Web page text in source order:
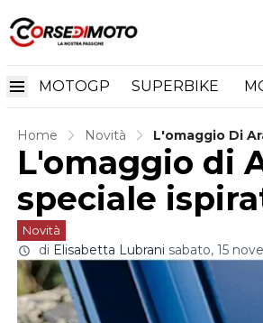
MOTOGP SUPERBIKE
Home Novità L'omaggio Di
L'omaggio di
speciale
Novità
di Elisabetta Lubrani sabato, 15